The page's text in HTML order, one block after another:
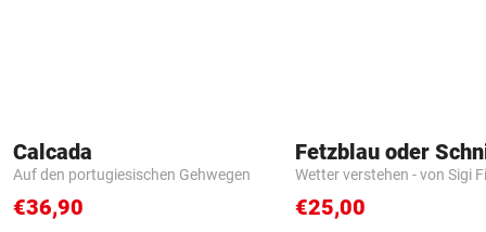
Calcada
Auf den portugiesischen Gehwegen
€36,90
Fetzblau oder
Wetter verstehen - von Sigi
€25,00